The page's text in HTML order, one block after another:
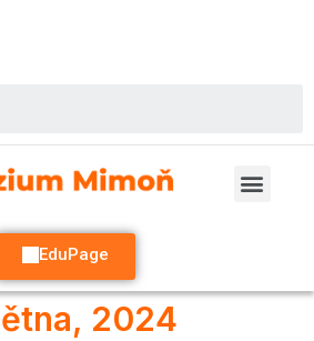
EduPage
2024